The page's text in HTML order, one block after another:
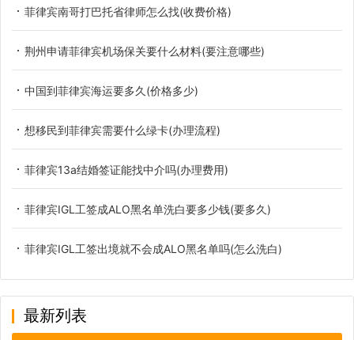
菲律宾南哥打巴托省律师怎么找(收费价格)
荆州申请菲律宾机场保关要什么材料(要注意哪些)
中国到菲律宾海运要多久(价格多少)
想移民到菲律宾需要什么绿卡(办理流程)
菲律宾13a结婚签证能找中介吗(办理费用)
菲律宾IGL工签成ALO黑名单洗白要多少钱(要多久)
菲律宾IGL工签出境就不会成ALO黑名单吗(怎么洗白)
最新列表